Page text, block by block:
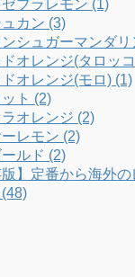
ゼブラレモン (1)
カン (3)
シュガーマンダリ
オレンジ(タロッ
オレンジ(モロ) (1)
ト (2)
ラオレンジ (2)
ーレモン (2)
ールド (2)
版】定番から海外